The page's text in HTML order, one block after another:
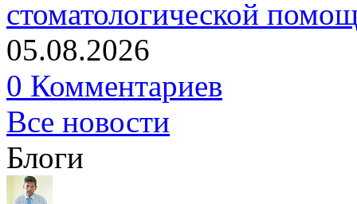
стоматологической
05.08.2026
0 Комментариев
Все новости
Блоги